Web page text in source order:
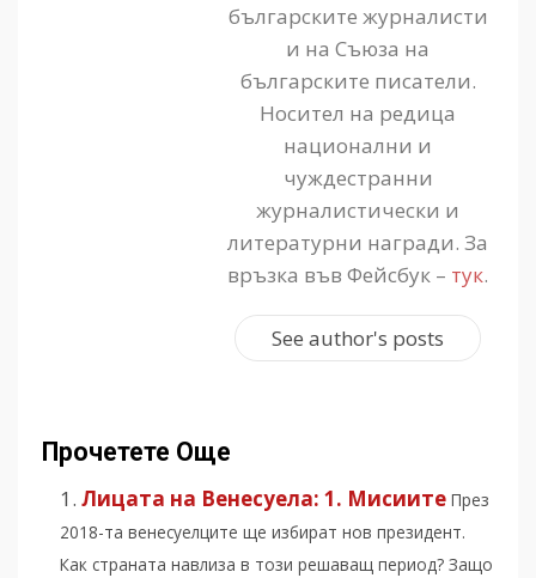
българските журналисти
и на Съюза на
българските писатели.
Носител на редица
национални и
чуждестранни
журналистически и
литературни награди. За
връзка във Фейсбук – тук.
See author's posts
Прочетете Още
Лицата на Венесуела: 1. Мисиите През
2018-та венесуелците ще избират нов президент.
Как страната навлиза в този решаващ период? Защо